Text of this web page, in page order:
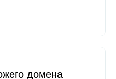
домена